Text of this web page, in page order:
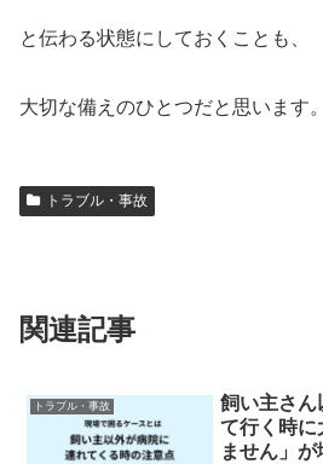
と伝わる状態にしておくことも、
大切な備えのひとつだと思います。
トラブル・事故
関連記事
トラブル・事故
飼い主さん
て行く時に
ません」